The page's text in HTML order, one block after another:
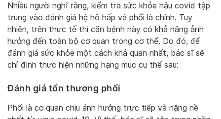
Nhiều người nghĩ rằng, kiểm tra sức khỏe hậu covid tập
trung vào đánh giá hệ hô hấp và phổi là chính. Tuy
nhiên, trên thực tế thì căn bệnh này có khả năng ảnh
hưởng đến toàn bộ cơ quan trong cơ thể. Do đó, để
đánh giá sức khỏe một cách khả quan nhất, bác sĩ sẽ
chỉ định thực hiện những hạng mục cụ thể sau:
Đánh giá tổn thương phổi
Phổi là cơ quan chịu ảnh hưởng trực tiếp và nặng nề